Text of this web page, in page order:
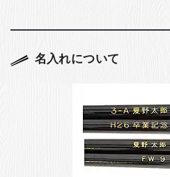
名入れについて